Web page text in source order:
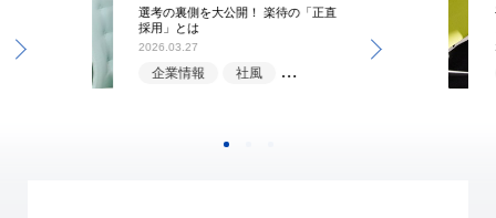
選考の裏側を大公開！ 楽待の「正直
採用」とは
2026.03.27
企業情報 社風 選考情報